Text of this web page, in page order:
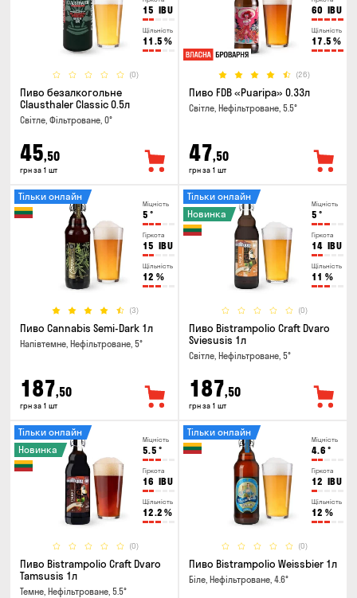
15 IBU
Щільність
11.5 %
(0)
Пиво безалкогольне
Clausthaler Classic 0.5л
Світле, Фільтроване, 0°
45,50
грн за 1 шт
60 IBU
Щільність
17.5 %
(26)
Пиво FDB «Puaripa» 0.33л
Світле, Нефільтроване, 5.5°
47,50
грн за 1 шт
Міцність
5 °
Гіркота
15 IBU
Щільність
12 %
(3)
Тільки онлайн
Пиво Cannabis Semi-Dark 1л
Напівтемне, Нефільтроване, 5°
187,50
грн за 1 шт
Міцність
5 °
Гіркота
14 IBU
Щільність
11 %
(0)
Тільки онлайн
Новинка
Пиво Bistrampolio Craft Dvaro
Sviesusis 1л
Світле, Нефільтроване, 5°
187,50
грн за 1 шт
Міцність
5.5 °
Гіркота
16 IBU
Щільність
12.2 %
(0)
Тільки онлайн
Новинка
Пиво Bistrampolio Craft Dvaro
Tamsusis 1л
Темне, Нефільтроване, 5.5°
Міцність
4.6 °
Гіркота
12 IBU
Щільність
12 %
(0)
Тільки онлайн
Пиво Bistrampolio Weissbier 1л
Біле, Нефільтроване, 4.6°